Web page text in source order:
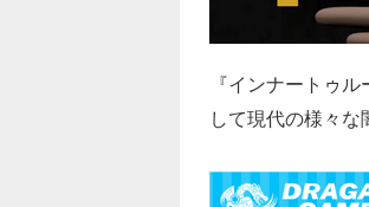
『インナートゥ
して現代の様々な